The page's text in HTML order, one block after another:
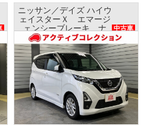
ニッサン／デイズ ハイウ
ェイスターＸ エマージ
ェンシーブレーキ ナ
ビ アラウンドビューモ
ニター インテリキー
中古車